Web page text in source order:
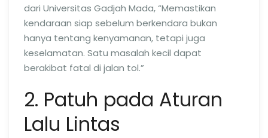
dari Universitas Gadjah Mada, “Memastikan
kendaraan siap sebelum berkendara bukan
hanya tentang kenyamanan, tetapi juga
keselamatan. Satu masalah kecil dapat
berakibat fatal di jalan tol.”
2. Patuh pada Aturan
Lalu Lintas